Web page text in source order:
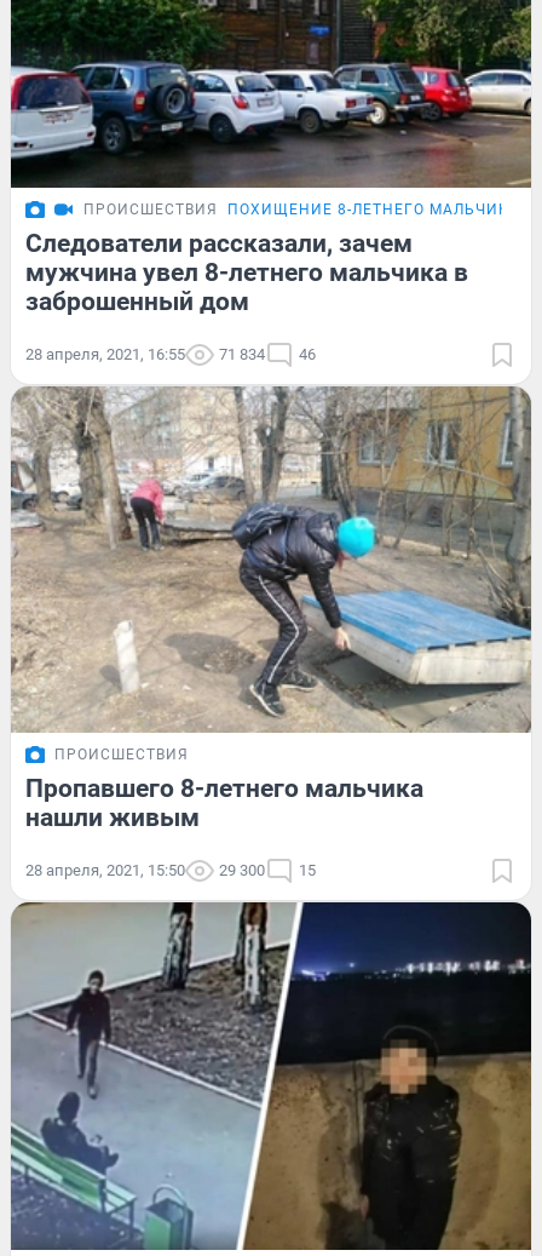
ПРОИСШЕСТВИЯ ПОХИЩЕНИЕ 8-ЛЕТНЕГО МАЛЬЧИКА
Следователи рассказали, зачем
мужчина увел 8-летнего мальчика в
заброшенный дом
28 апреля, 2021, 16:55 71 834 46
ПРОИСШЕСТВИЯ
Пропавшего 8-летнего мальчика
нашли живым
28 апреля, 2021, 15:50 29 300 15